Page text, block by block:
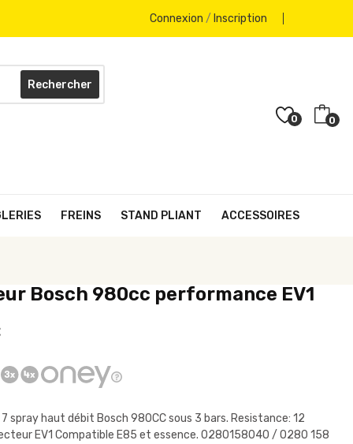
Connexion / Inscription
Rechercher
0 0
FREINS STAND PLIANT ACCESSOIRES
Bosch 980cc performance EV1
spray haut débit Bosch 980CC sous 3 bars. Resistance: 12
EV1 Compatible E85 et essence. 0280158040 / 0280 158